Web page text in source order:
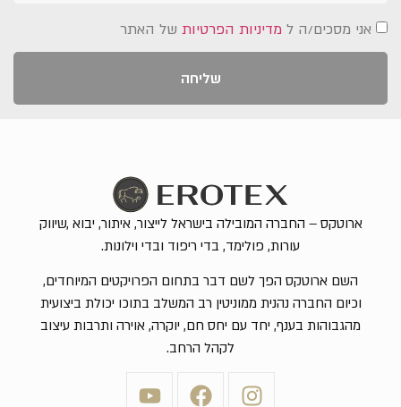
אני מסכים/ה ל מדיניות הפרטיות של האתר
שליחה
ארוטקס – החברה המובילה בישראל לייצור, איתור, יבוא ,שיווק
עורות, פולימד, בדי ריפוד ובדי וילונות.
השם ארוטקס הפך לשם דבר בתחום הפרויקטים המיוחדים,
וכיום החברה נהנית ממוניטין רב המשלב בתוכו יכולת ביצועית
מהגבוהות בענף, יחד עם יחס חם, יוקרה, אוירה ותרבות עיצוב
לקהל הרחב.